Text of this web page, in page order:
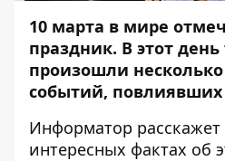
10 марта в мире
праздник. В этот
произошли
событий, повлиявших
Информатор
интересных фактах об